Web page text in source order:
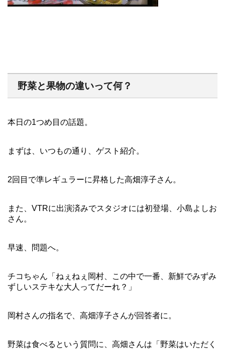
野菜と果物の違いって何？
本日の1つめ目の話題。
まずは、いつもの通り、ゲスト紹介。
2回目で準レギュラーに昇格した高畑淳子さん。
また、VTRに出演済みでスタジオには初登場、小島よしお
さん。
早速、問題へ。
チコちゃん「ねぇねぇ岡村、この中で一番、新鮮でみずみ
ずしいステキな大人ってだーれ？」
岡村さんの指名で、高畑淳子さんが回答者に。
野菜は食べるという質問に、高畑さんは「野菜はいただく